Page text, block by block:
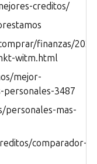
creditos/
finanzas/
witm.html
mejor-
3487
personales-mas-
comparador-